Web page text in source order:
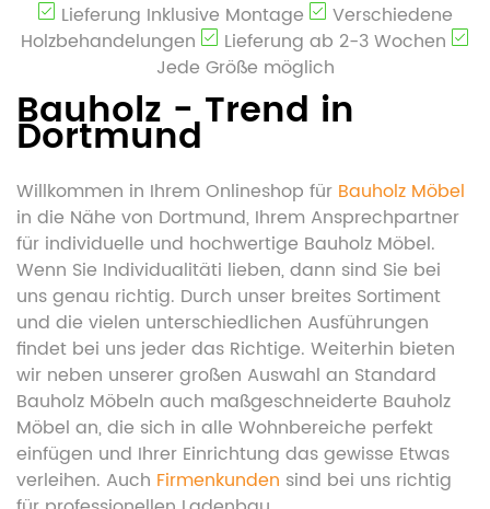
Lieferung Inklusive Montage
Verschiedene
Holzbehandelungen
Lieferung ab 2-3 Wochen
Jede Größe möglich
Bauholz - Trend in
Dortmund
Willkommen in Ihrem Onlineshop für Bauholz Möbel
in die Nähe von Dortmund, Ihrem Ansprechpartner
für individuelle und hochwertige Bauholz Möbel.
Wenn Sie Individualitäti lieben, dann sind Sie bei
uns genau richtig. Durch unser breites Sortiment
und die vielen unterschiedlichen Ausführungen
findet bei uns jeder das Richtige. Weiterhin bieten
wir neben unserer großen Auswahl an Standard
Bauholz Möbeln auch maßgeschneiderte Bauholz
Möbel an, die sich in alle Wohnbereiche perfekt
einfügen und Ihrer Einrichtung das gewisse Etwas
verleihen. Auch Firmenkunden sind bei uns richtig